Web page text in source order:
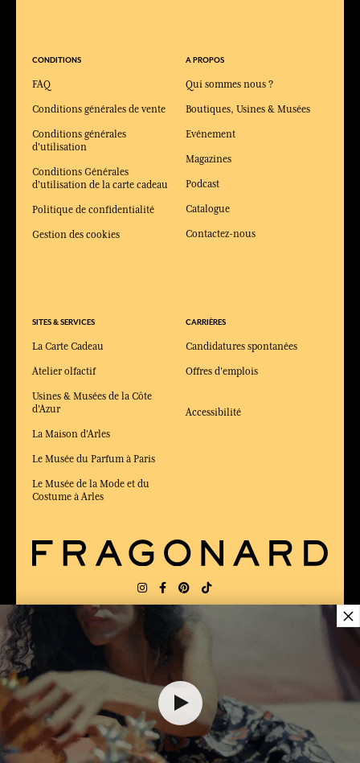
44,00 €
CONDITIONS
FAQ
Conditions générales de vente
Conditions générales
d'utilisation
Conditions Générales
d'utilisation de la carte cadeau
Politique de confidentialité
Gestion des cookies
SITES & SERVICES
La Carte Cadeau
Atelier olfactif
Usines & Musées de la Côte
d'Azur
La Maison d'Arles
Le Musée du Parfum à Paris
Le Musée de la Mode et du
Costume à Arles
A PROPOS
Qui sommes nous ?
Boutiques, Usines & Musées
Evénement
Magazines
Podcast
Catalogue
Contactez-nous
CARRIÈRES
Candidatures spontanées
Offres d'emplois
Accessibilité
FR
ÉLU MEILLEUR SITE DE COMMERCE
en ligne 2025 par le magazine Capital
×